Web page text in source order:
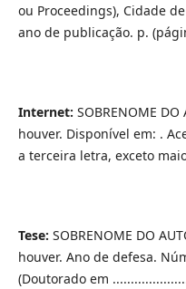
ou Proceedings), Cidade
ano de publicação. p.
Internet: SOBRENOME DO
houver. Disponível em: .
a terceira letra, exceto
Tese: SOBRENOME DO
houver. Ano de defesa.
(Doutorado em